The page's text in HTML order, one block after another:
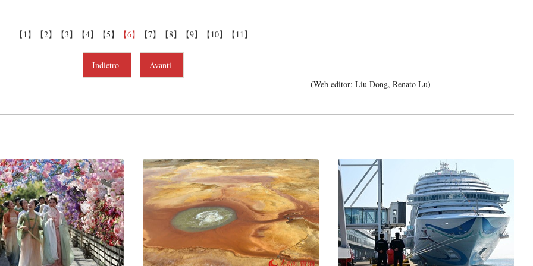
【1】 【2】 【3】 【4】 【5】 【6】 【7】 【8】 【9】 【10】 【11】
Indietro
Avanti
(Web editor: Liu Dong, Renato Lu)